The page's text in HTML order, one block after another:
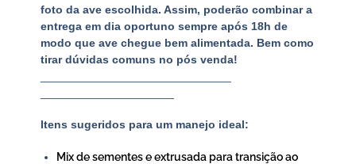
foto da ave escolhida. Assim, poderão combinar a
entrega em dia oportuno sempre após 18h de
modo que ave chegue bem alimentada. Bem como
tirar dúvidas comuns no pós venda!
Itens sugeridos para um manejo ideal:
Mix de sementes e extrusada para transição ao